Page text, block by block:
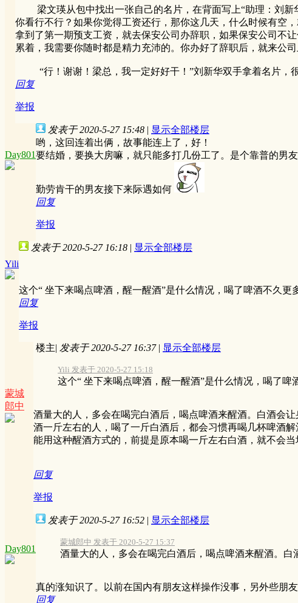
梁文瑛从包中找出一张自己的名片，在背面写上“助理：刘新
你看行不行？如果你觉得工资还行，那你这几天，什么时候有空
拿到了第一期预支工资，就去保安公司办辞职，如果保安公司不
累着，我需要你随时都是精力充沛的。你办好了辞职后，就来公
“行！谢谢！梁总，我一定好好干！”刘新华双手拿着名片，很
回复
举报
Day801
发表于 2020-5-27 15:48 | 显示全部楼层
哟，这回连着出俩，故事能连上了，好！
要结婚，要换大房嘛，就只能多打几份工了。是个靠普的男
勤劳肯干的男友接下来际遇如何
回复
举报
Yili
发表于 2020-5-27 16:18 | 显示全部楼层
这个“ 坐下来喝点啤酒，醒一醒酒”是什么情况，喝了啤酒不久更
回复
举报
蒙城
郎中
楼主| 发表于 2020-5-27 16:37 | 显示全部楼层
Yili 发表于 2020-5-27 15:18
这个“ 坐下来喝点啤酒，醒一醒酒”是什么情况，喝了啤
酒量大的人，多会在喝完白酒后，喝点啤酒来醒酒。白酒会
酒一斤左右的人，喝了一斤白酒后，都会习惯再喝几杯啤酒解
能用这种醒酒方式的，前提是原本喝一斤左右白酒，就不会当
回复
举报
Day801
发表于 2020-5-27 16:52 | 显示全部楼层
蒙城郎中 发表于 2020-5-27 15:37
酒量大的人，多会在喝完白酒后，喝点啤酒来醒酒。
真的涨知识了。以前在国内有朋友这样操作没事，另外些朋
回复